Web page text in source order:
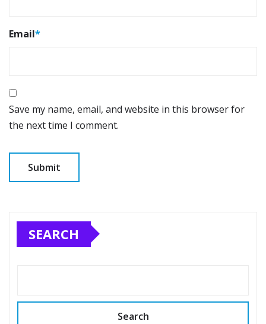
Email*
Save my name, email, and website in this browser for
the next time I comment.
SEARCH
Search